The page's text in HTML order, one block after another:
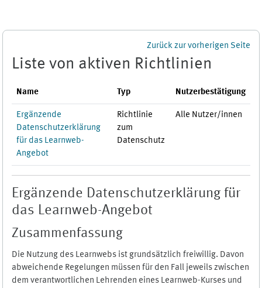
Zurück zur vorherigen Seite
Liste von aktiven Richtlinien
Name Typ Nutzerbestätigung
Ergänzende
Datenschutzerklärung
für das Learnweb-
Angebot
Richtlinie
zum
Datenschutz
Alle Nutzer/innen
Ergänzende Datenschutzerklärung für
das Learnweb-Angebot
Zusammenfassung
Die Nutzung des Learnwebs ist grundsätzlich freiwillig. Davon
abweichende Regelungen müssen für den Fall jeweils zwischen
dem verantwortlichen Lehrenden eines Learnweb-Kurses und